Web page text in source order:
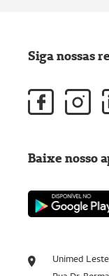
Unimed
Siga nossas
Baixe nosso